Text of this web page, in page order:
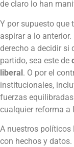
de claro lo han
Y por supuesto que
aspirar a lo
derecho a decidir si
partido, sea este de
liberal. O por el
institucionales,
fuerzas
cualquier reforma a
A nuestros políticos
con hechos y